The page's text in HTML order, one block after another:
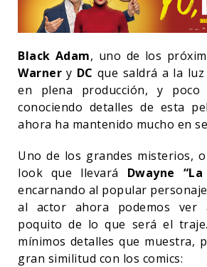
Black Adam, uno de los
Warner y DC que saldrá a la
en plena producción, y
conociendo detalles de esta
ahora ha mantenido mucho en
Uno de los grandes misterios,
look que llevará Dwayne
encarnando al popular
al actor ahora podemos ver
poquito de lo que será el
mínimos detalles que muestra,
gran similitud con los comics: